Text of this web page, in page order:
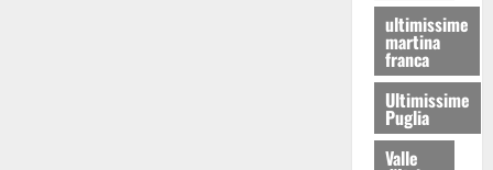
ultimissime
martina
franca
Ultimissime
Puglia
Valle